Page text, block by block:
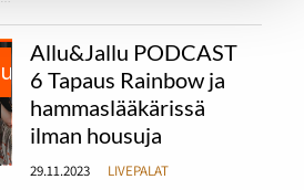
Allu&Jallu PODCAST
6 Tapaus Rainbow ja
hammaslääkärissä
ilman housuja
29.11.2023 LIVEPALAT